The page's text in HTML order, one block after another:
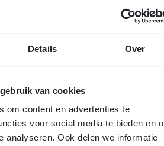
Details Over
van cookies
om content en advertenties te
voor social media te bieden en
analyseren. Ook delen we informatie
sapje of smoothie aan je
toe! Dit is een ideale
ongezonde
gezonde voedingsstoffen
Dus gooi die vriezer